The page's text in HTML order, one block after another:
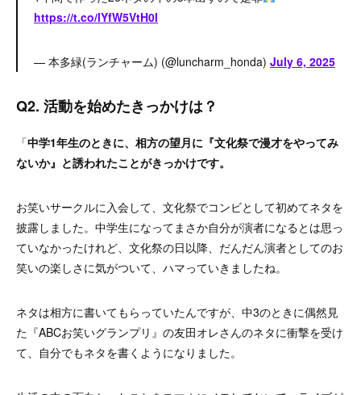
https://t.co/lYfW5VtH0I
— 本多緑(ランチャーム) (@luncharm_honda) July 6, 2025
Q2. 活動を始めたきっかけは？
「中学1年生のときに、相方の望月に『文化祭で漫才をやってみ
ないか』と誘われたことがきっかけです。
お笑いサークルに入会して、文化祭でコンビとして初めてネタを
披露しました。中学生になってまさか自分が演者になるとは思っ
ていなかったけれど、文化祭の日以降、だんだん演者としてのお
笑いの楽しさに気がついて、ハマっていきましたね。
ネタは相方に書いてもらっていたんですが、中3のときに偶然見
た『ABCお笑いグランプリ』の友田オレさんのネタに衝撃を受け
て、自分でもネタを書くようになりました。